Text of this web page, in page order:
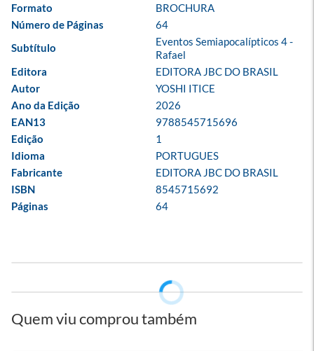
Formato
BROCHURA
Número de Páginas
64
Subtítulo
Eventos Semiapocalípticos 4 -
Rafael
Editora
EDITORA JBC DO BRASIL
Autor
YOSHI ITICE
Ano da Edição
2026
EAN13
9788545715696
Edição
1
Idioma
PORTUGUES
Fabricante
EDITORA JBC DO BRASIL
ISBN
8545715692
Páginas
64
Quem viu comprou também